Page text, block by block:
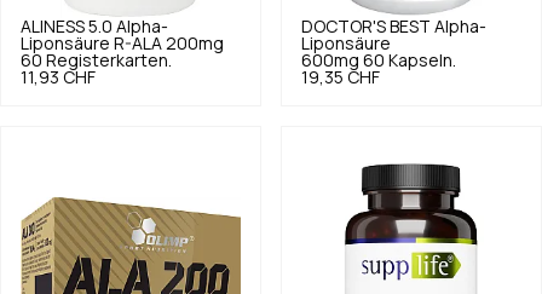
ALINESS 5.0 Alpha-
Liponsäure R-ALA 200mg
60 Registerkarten.
11,93 CHF
DOCTOR'S BEST Alpha-
Liponsäure
600mg 60 Kapseln.
19,35 CHF